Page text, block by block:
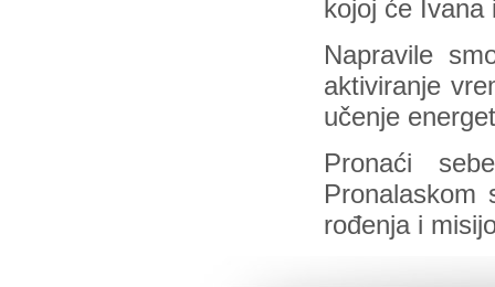
kojoj će Ivana
Napravile
aktiviranje
učenje
Pronaći
Pronalaskom
rođenja i